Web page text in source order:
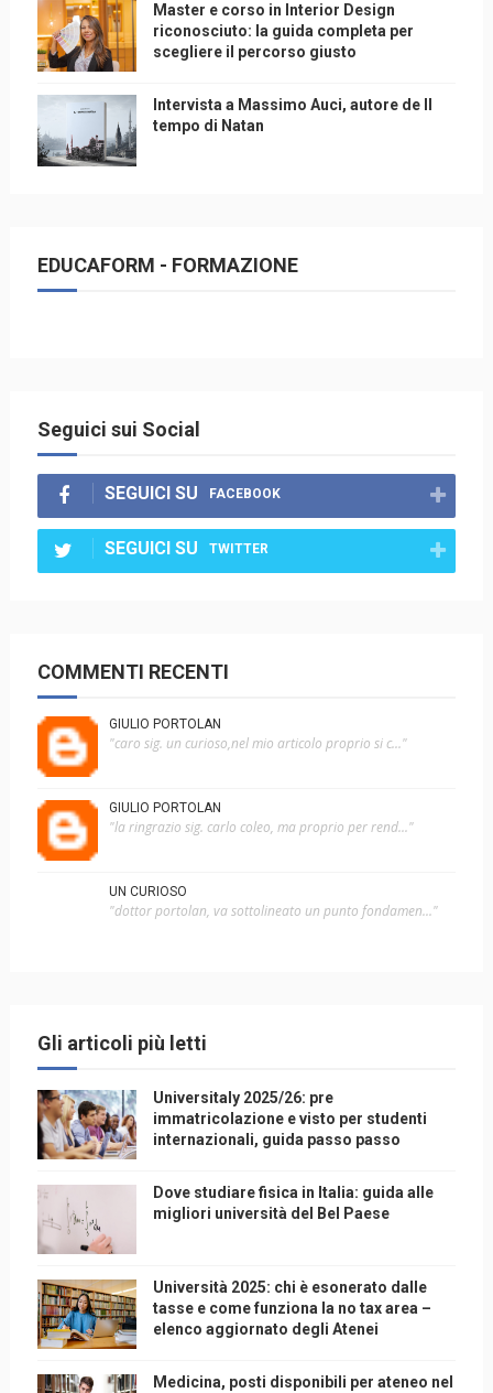
Master e corso in Interior Design
riconosciuto: la guida completa per
scegliere il percorso giusto
Intervista a Massimo Auci, autore de Il
tempo di Natan
EDUCAFORM - FORMAZIONE
Seguici sui Social
SEGUICI SU FACEBOOK
SEGUICI SU TWITTER
COMMENTI RECENTI
GIULIO PORTOLAN
"caro sig. un curioso,nel mio articolo proprio si c..."
GIULIO PORTOLAN
"la ringrazio sig. carlo coleo, ma proprio per rend..."
UN CURIOSO
"dottor portolan, va sottolineato un punto fondamen..."
Gli articoli più letti
Universitaly 2025/26: pre
immatricolazione e visto per studenti
internazionali, guida passo passo
Dove studiare fisica in Italia: guida alle
migliori università del Bel Paese
Università 2025: chi è esonerato dalle
tasse e come funziona la no tax area –
elenco aggiornato degli Atenei
Medicina, posti disponibili per ateneo nel